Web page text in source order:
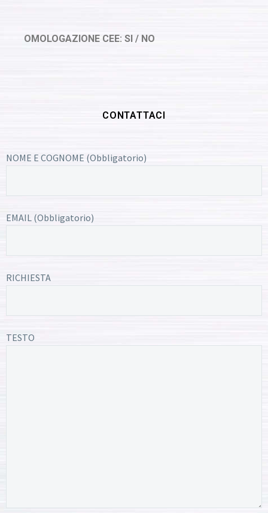
OMOLOGAZIONE CEE: SI / NO
CONTATTACI
NOME E COGNOME (Obbligatorio)
EMAIL (Obbligatorio)
RICHIESTA
TESTO